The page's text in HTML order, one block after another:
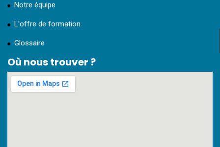
Notre équipe
L'offre de formation
Glossaire
Où nous trouver ?